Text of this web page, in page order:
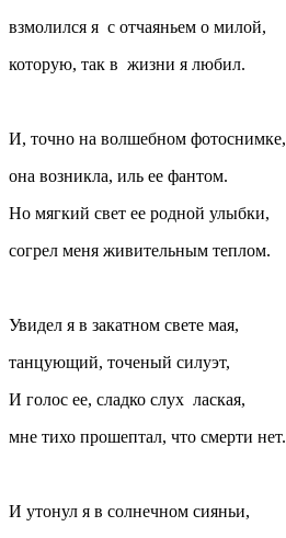
взмолился я с отчаяньем о милой,
которую, так в жизни я любил.
И, точно на волшебном фотоснимке,
она возникла, иль ее фантом.
Но мягкий свет ее родной улыбки,
согрел меня живительным теплом.
Увидел я в закатном свете мая,
танцующий, точеный силуэт,
И голос ее, сладко слух лаская,
мне тихо прошептал, что смерти нет.
И утонул я в солнечном сияньи,